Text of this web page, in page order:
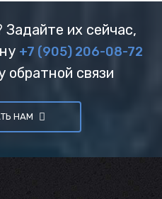
их сейчас,
+7 (905) 206-08-72
обратной связи
НАМ